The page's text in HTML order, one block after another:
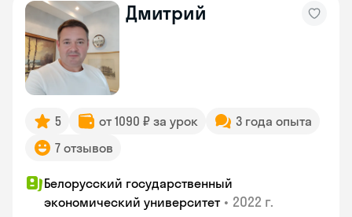
Дмитрий
5 от 1090 ₽ за урок
3 года опыта
7 отзывов
Белорусский государственный
экономический университет • 2022 г.